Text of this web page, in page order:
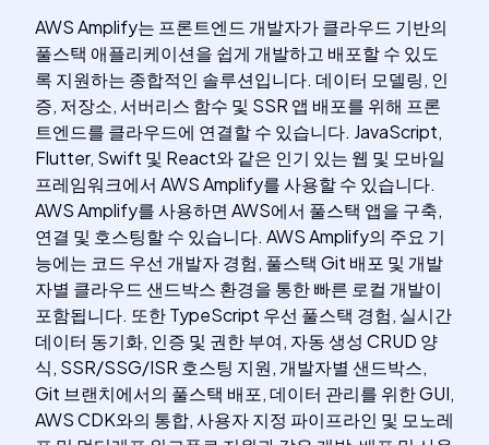
AWS Amplify는 프론트엔드 개발자가 클라우드 기반의
풀스택 애플리케이션을 쉽게 개발하고 배포할 수 있도
록 지원하는 종합적인 솔루션입니다. 데이터 모델링, 인
증, 저장소, 서버리스 함수 및 SSR 앱 배포를 위해 프론
트엔드를 클라우드에 연결할 수 있습니다. JavaScript,
Flutter, Swift 및 React와 같은 인기 있는 웹 및 모바일
프레임워크에서 AWS Amplify를 사용할 수 있습니다.
AWS Amplify를 사용하면 AWS에서 풀스택 앱을 구축,
연결 및 호스팅할 수 있습니다. AWS Amplify의 주요 기
능에는 코드 우선 개발자 경험, 풀스택 Git 배포 및 개발
자별 클라우드 샌드박스 환경을 통한 빠른 로컬 개발이
포함됩니다. 또한 TypeScript 우선 풀스택 경험, 실시간
데이터 동기화, 인증 및 권한 부여, 자동 생성 CRUD 양
식, SSR/SSG/ISR 호스팅 지원, 개발자별 샌드박스,
Git 브랜치에서의 풀스택 배포, 데이터 관리를 위한 GUI,
AWS CDK와의 통합, 사용자 지정 파이프라인 및 모노레